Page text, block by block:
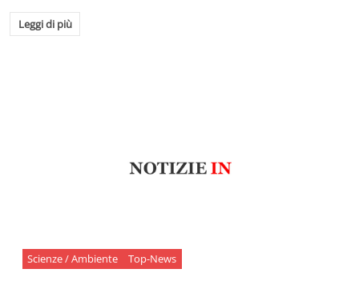
Leggi di più
Scienze / Ambiente Top-News